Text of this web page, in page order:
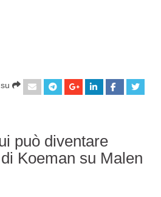
può diventare
Koeman su Malen